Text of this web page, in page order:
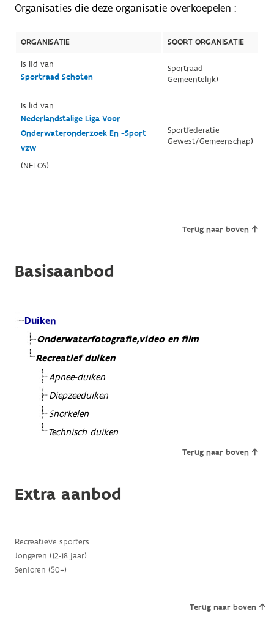
Organisaties die deze organisatie overkoepelen :
ORGANISATIE
SOORT ORGANISATIE
Is lid van
Sportraad Schoten
Sportraad
Gemeentelijk)
Is lid van
Nederlandstalige Liga Voor
Onderwateronderzoek En -Sport
vzw
(NELOS)
Sportfederatie
Gewest/Gemeenschap)
Terug naar boven
Basisaanbod
Duiken
Onderwaterfotografie,video en film
Recreatief duiken
Apnee-duiken
Diepzeeduiken
Snorkelen
Technisch duiken
Terug naar boven
Extra aanbod
Recreatieve sporters
Jongeren (12-18 jaar)
Senioren (50+)
Terug naar boven